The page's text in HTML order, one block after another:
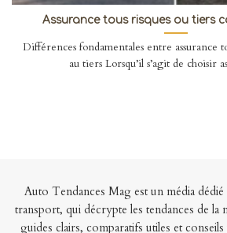
Assurance tous risques ou tiers
Différences fondamentales entre assurance
au tiers Lorsqu’il s’agit de choisir
Auto Tendances Mag est un média dédié
transport, qui décrypte les tendances de la
guides clairs, comparatifs utiles et